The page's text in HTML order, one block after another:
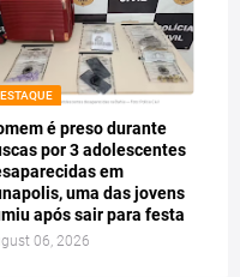
é preso durante
por 3 adolescentes
em
uma das jovens
após sair para festa
06, 2026